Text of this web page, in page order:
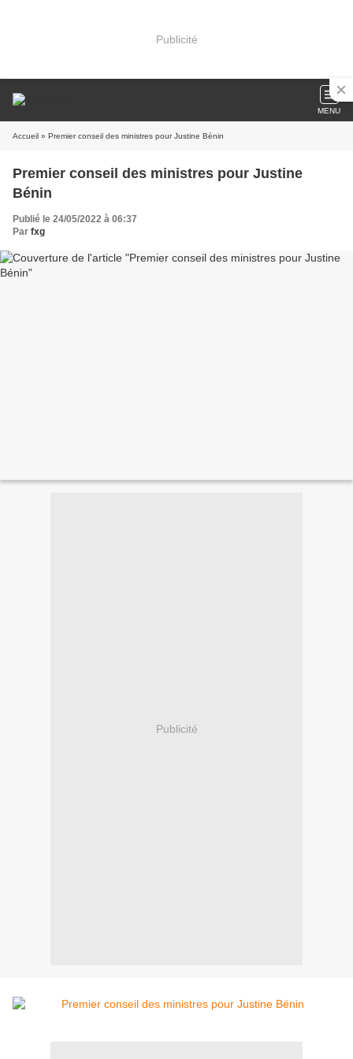
Publicité
MENU
Accueil » Premier conseil des ministres pour Justine Bénin
Premier conseil des ministres pour Justine
Bénin
Publié le 24/05/2022 à 06:37
Par fxg
Publicité